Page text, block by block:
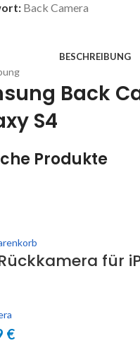
Back Camera
BESCHREIBUNG
Back
S4
Produkte
für
€